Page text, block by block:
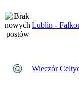
Lublin -
Wieczór